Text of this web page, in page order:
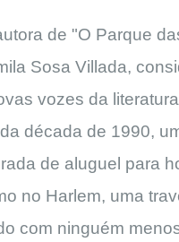
de "O Parque
Sosa Villada,
vozes da
década de 1990,
de aluguel para
no Harlem, uma
com ninguém